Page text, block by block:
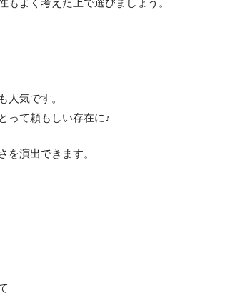
人気です。
って頼もしい存在に♪
を演出できます。